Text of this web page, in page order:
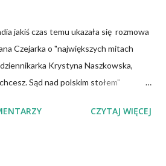
jakiś czas temu ukazała się rozmowa
Czejarka o "największych mitach
Krystyna Naszkowska,
Sąd nad polskim stołem"
nie przedostaje się do opiniiCZYTAJ WIĘCEJ